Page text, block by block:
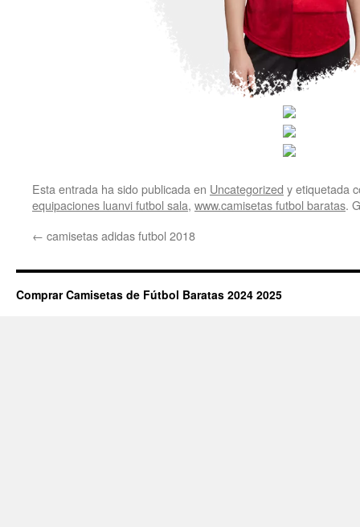
Esta entrada ha sido publicada en Uncategorized y etiquetada
equipaciones luanvi futbol sala, www.camisetas futbol baratas.
← camisetas adidas futbol 2018
Comprar Camisetas de Fútbol Baratas 2024 2025